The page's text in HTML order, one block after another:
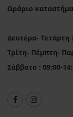
Ωράριο
Δευτέρα- Τετάρτη
Τρίτη- Πέμπτη-
Σάββατο : 09:00-